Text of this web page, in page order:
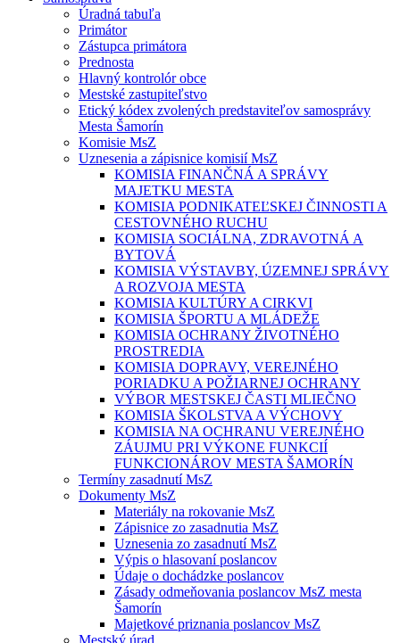
Úradná tabuľa
Primátor
Zástupca primátora
Prednosta
Hlavný kontrolór obce
Mestské zastupiteľstvo
Etický kódex zvolených predstaviteľov samosprávy
Mesta Šamorín
Komisie MsZ
Uznesenia a zápisnice komisií MsZ
KOMISIA FINANČNÁ A SPRÁVY
MAJETKU MESTA
KOMISIA PODNIKATEĽSKEJ ČINNOSTI A
CESTOVNÉHO RUCHU
KOMISIA SOCIÁLNA, ZDRAVOTNÁ A
BYTOVÁ
KOMISIA VÝSTAVBY, ÚZEMNEJ SPRÁVY
A ROZVOJA MESTA
KOMISIA KULTÚRY A CIRKVI
KOMISIA ŠPORTU A MLÁDEŽE
KOMISIA OCHRANY ŽIVOTNÉHO
PROSTREDIA
KOMISIA DOPRAVY, VEREJNÉHO
PORIADKU A POŽIARNEJ OCHRANY
VÝBOR MESTSKEJ ČASTI MLIEČNO
KOMISIA ŠKOLSTVA A VÝCHOVY
KOMISIA NA OCHRANU VEREJNÉHO
ZÁUJMU PRI VÝKONE FUNKCIÍ
FUNKCIONÁROV MESTA ŠAMORÍN
Termíny zasadnutí MsZ
Dokumenty MsZ
Materiály na rokovanie MsZ
Zápisnice zo zasadnutia MsZ
Uznesenia zo zasadnutí MsZ
Výpis o hlasovaní poslancov
Údaje o dochádzke poslancov
Zásady odmeňovania poslancov MsZ mesta
Šamorín
Majetkové priznania poslancov MsZ
Mestský úrad